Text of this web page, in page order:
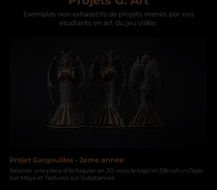
Exemples non exhaustifs de projets menés par nos
étudiants en art du jeu vidéo.
Projet Gargouilles - 2eme année
Réaliser une pièce d’échiquier en 3D sous le logiciel ZBrush, roTopo
sur Maya et Textures sur Substances